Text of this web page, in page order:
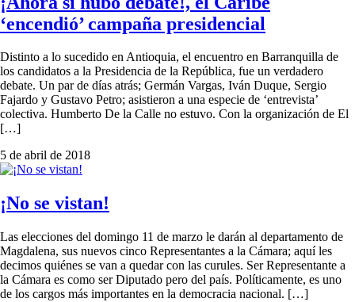
‘encendió’ campaña presidencial
Distinto a lo sucedido en Antioquia, el encuentro en Barranquilla de
los candidatos a la Presidencia de la República, fue un verdadero
debate. Un par de días atrás; Germán Vargas, Iván Duque, Sergio
Fajardo y Gustavo Petro; asistieron a una especie de ‘entrevista’
colectiva. Humberto De la Calle no estuvo. Con la organización de El
[…]
5 de abril de 2018
¡No se vistan!
Las elecciones del domingo 11 de marzo le darán al departamento de
Magdalena, sus nuevos cinco Representantes a la Cámara; aquí les
decimos quiénes se van a quedar con las curules. Ser Representante a
la Cámara es como ser Diputado pero del país. Políticamente, es uno
de los cargos más importantes en la democracia nacional. […]